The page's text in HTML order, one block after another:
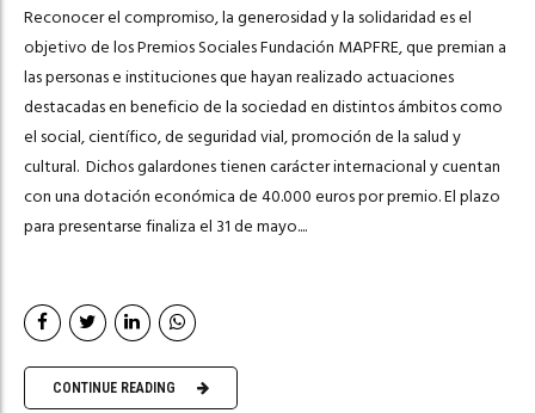
Reconocer el compromiso, la generosidad y la solidaridad es el
objetivo de los Premios Sociales Fundación MAPFRE, que premian a
las personas e instituciones que hayan realizado actuaciones
destacadas en beneficio de la sociedad en distintos ámbitos como
el social, científico, de seguridad vial, promoción de la salud y
cultural. Dichos galardones tienen carácter internacional y cuentan
con una dotación económica de 40.000 euros por premio. El plazo
para presentarse finaliza el 31 de mayo....
CONTINUE READING